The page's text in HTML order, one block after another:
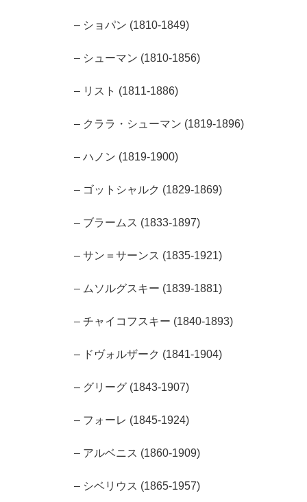
– ショパン (1810-1849)
– シューマン (1810-1856)
– リスト (1811-1886)
– クララ・シューマン (1819-1896)
– ハノン (1819-1900)
– ゴットシャルク (1829-1869)
– ブラームス (1833-1897)
– サン＝サーンス (1835-1921)
– ムソルグスキー (1839-1881)
– チャイコフスキー (1840-1893)
– ドヴォルザーク (1841-1904)
– グリーグ (1843-1907)
– フォーレ (1845-1924)
– アルベニス (1860-1909)
– シベリウス (1865-1957)